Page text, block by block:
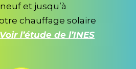
et jusqu’à
chauffage solaire
Voir l’étude de l’INES